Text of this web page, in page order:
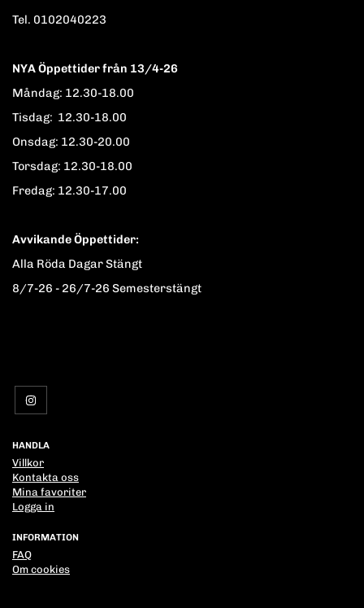
Tel. 0102040223
NYA Öppettider från 13/4-26
Måndag: 12.30-18.00
Tisdag: 12.30-18.00
Onsdag: 12.30-20.00
Torsdag: 12.30-18.00
Fredag: 12.30-17.00
Avvikande Öppettider:
Alla Röda Dagar Stängt
8/7-26 - 26/7-26 Semesterstängt
HANDLA
Villkor
Kontakta oss
Mina favoriter
Logga in
INFORMATION
FAQ
Om cookies